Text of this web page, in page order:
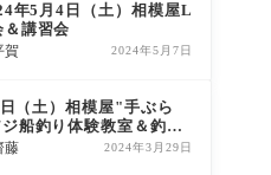
年5月4日（土）相模屋L
講習会
賀 2024年5月7日
（土）相模屋"手ぶら
船釣り体験教室＆釣っ
藤 2024年3月29日